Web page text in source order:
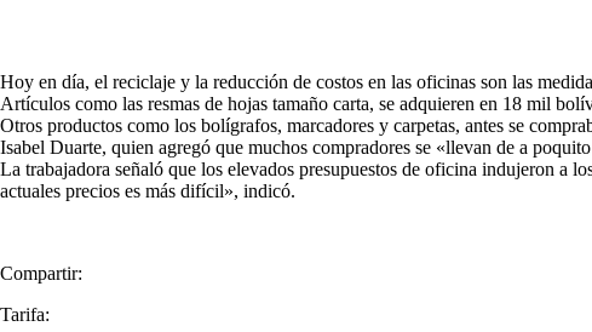
Hoy en día, el reciclaje y la reducción de costos en las oficinas son las
Artículos como las resmas de hojas tamaño carta, se adquieren en 18 mil
Otros productos como los bolígrafos, marcadores y carpetas, antes se
Isabel Duarte, quien agregó que muchos compradores se «llevan de a
La trabajadora señaló que los elevados presupuestos de oficina indujeron a
actuales precios es más difícil», indicó.
Compartir:
Tarifa: